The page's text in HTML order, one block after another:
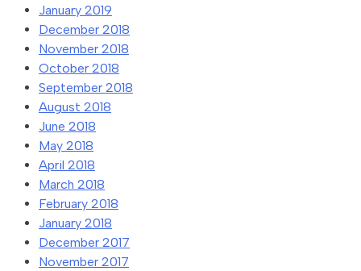
January 2019
December 2018
November 2018
October 2018
September 2018
August 2018
June 2018
May 2018
April 2018
March 2018
February 2018
January 2018
December 2017
November 2017